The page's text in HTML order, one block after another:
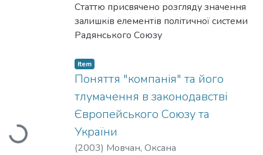
Статтю присвячено розгляду значення
залишків елементів політичної системи
Радянського Союзу
України. Порівнюються характерні
особливості політичної
свідомості й поведінки «радянських»
людей та громадян вільної України.
Серед елементів радянського
минулого, що мають значення для
розвитку України, зазначено, зокрема,
Loading...
Item
Поняття "компанія" та його
тлумачення в законодавстві
Європейського Союзу та
України
(2003) Мовчан, Оксана